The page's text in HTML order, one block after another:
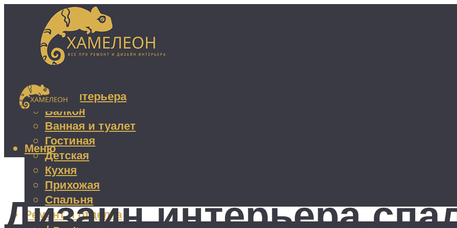
Дизайн интерьера
Балкон
Ванная и туалет
Гостиная
Детская
Кухня
Прихожая
Спальня
Ремонт и отделка
Меню
Дизайн интерьера